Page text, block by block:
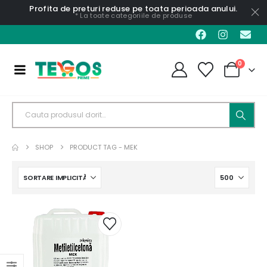
Profita de preturi reduse pe toata perioada anului.
* La toate categoriile de produse
0
SHOP PRODUCT TAG - MEK